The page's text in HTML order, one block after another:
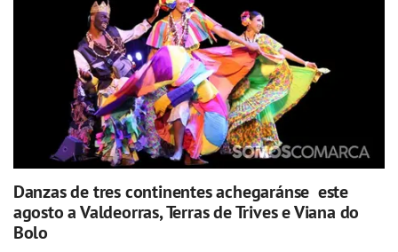
Danzas de tres continentes achegaránse este
agosto a Valdeorras, Terras de Trives e Viana do
Bolo